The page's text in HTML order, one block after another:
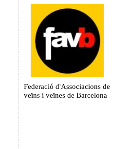
Federació d'Associacions de
veïns i veïnes de Barcelona